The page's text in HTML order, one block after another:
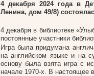
4 декабря 2024 года в
Ленина, дом 49/8)
4 декабря в библиотеке
постоянные участники
Игра была придумана
на английском языке и на
основу была взята игра с
начале 1970-х. В настоящее